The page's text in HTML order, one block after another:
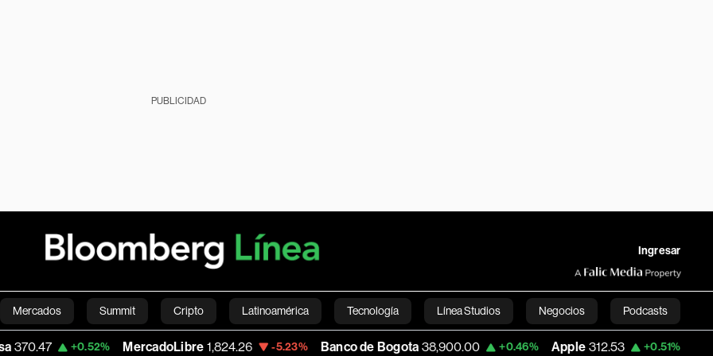
PUBLICIDAD
Ingresar
Mercados Summit Cripto Latinoamérica Tecnología Línea Studios Negocios Podcasts
Economía Estilo de vida Mundo Videos English
MercadoLibre 1,824.26 -5.23% Banco de Bogota 38,900.00 +0.46% Apple 312.53 +0.51% USD COP 3,159.39